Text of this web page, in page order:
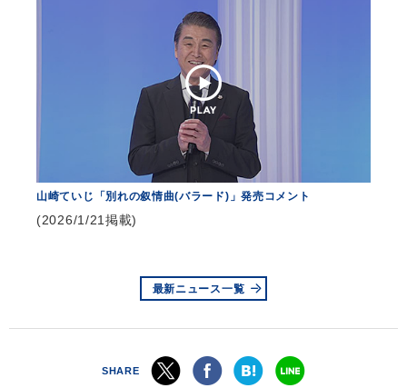
山崎ていじ「別れの叙情曲(バラード)」発売コメント
(2026/1/21掲載)
最新ニュース一覧
SHARE